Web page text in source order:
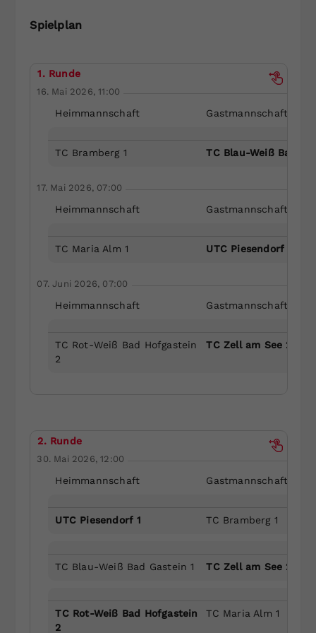
Spielplan
1. Runde
16. Mai 2026, 11:00
Heimmannschaft Gastmannschaft
TC Bramberg 1 TC Blau-Weiß Bad
17. Mai 2026, 07:00
Heimmannschaft Gastmannschaft
TC Maria Alm 1 UTC Piesendorf 1
07. Juni 2026, 07:00
Heimmannschaft Gastmannschaft
TC Rot-Weiß Bad Hofgastein
2
TC Zell am See 2
2. Runde
30. Mai 2026, 12:00
Heimmannschaft Gastmannschaft
UTC Piesendorf 1 TC Bramberg 1
TC Blau-Weiß Bad Gastein 1 TC Zell am See 2
TC Rot-Weiß Bad Hofgastein
2
TC Maria Alm 1
vorgenommen Einstellungen, falls der
Webseiten-Betreiber dies eingestellt
hat.